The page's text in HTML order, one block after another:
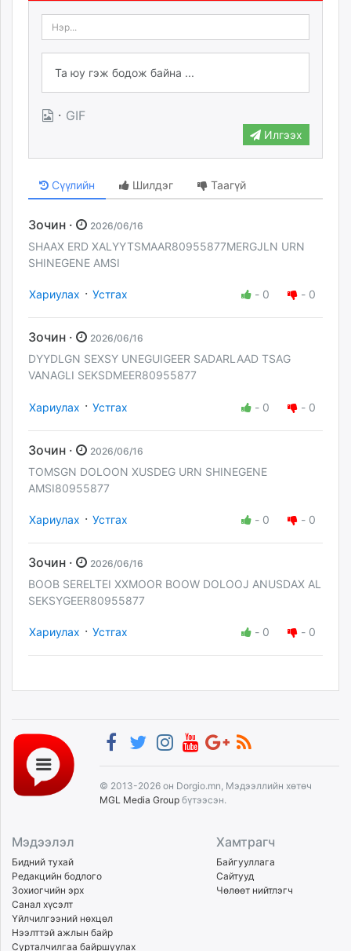
· GIF
Илгээх
Сүүлийн Шилдэг Таагүй
Зочин · 2026/06/16
SHAAX ERD XALYYTSMAAR80955877MERGJLN URN
SHINEGENE AMSI
Хариулах · Устгах - 0 - 0
Зочин · 2026/06/16
DYYDLGN SEXSY UNEGUIGEER SADARLAAD TSAG
VANAGLI SEKSDMEER80955877
Хариулах · Устгах - 0 - 0
Зочин · 2026/06/16
TOMSGN DOLOON XUSDEG URN SHINEGENE
AMSI80955877
Хариулах · Устгах - 0 - 0
Зочин · 2026/06/16
BOOB SERELTEI XXMOOR BOOW DOLOOJ ANUSDAX AL
SEKSYGEER80955877
Хариулах · Устгах - 0 - 0
© 2013-2026 он Dorgio.mn, Мэдээллийн хөтөч
MGL Media Group бүтээсэн.
Мэдээлэл
Бидний тухай
Редакцийн бодлого
Зохиогчийн эрх
Санал хүсэлт
Үйлчилгээний нөхцөл
Нээлттэй ажлын байр
Сурталчилгаа байршуулах
Хамтрагч
Байгууллага
Сайтууд
Чөлөөт нийтлэгч